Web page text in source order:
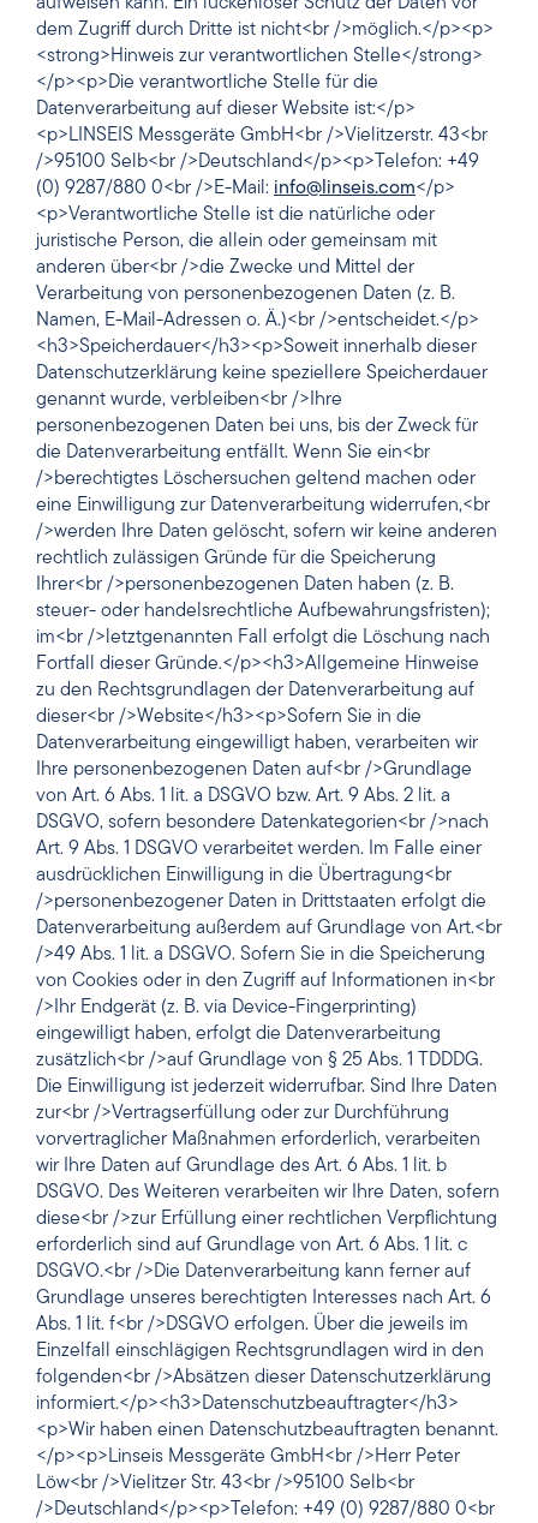
dem Zugriff durch Dritte ist nicht<br />möglich.</p><p>
<strong>Hinweis zur verantwortlichen Stelle</strong>
</p><p>Die verantwortliche Stelle für die
Datenverarbeitung auf dieser Website ist:</p>
<p>LINSEIS Messgeräte GmbH<br />Vielitzerstr. 43<br
/>95100 Selb<br />Deutschland</p><p>Telefon: +49
(0) 9287/880 0<br />E-Mail: info@linseis.com</p>
<p>Verantwortliche Stelle ist die natürliche oder
juristische Person, die allein oder gemeinsam mit
anderen über<br />die Zwecke und Mittel der
Verarbeitung von personenbezogenen Daten (z. B.
Namen, E-Mail-Adressen o. Ä.)<br />entscheidet.</p>
<h3>Speicherdauer</h3><p>Soweit innerhalb dieser
Datenschutzerklärung keine speziellere Speicherdauer
genannt wurde, verbleiben<br />Ihre
personenbezogenen Daten bei uns, bis der Zweck für
die Datenverarbeitung entfällt. Wenn Sie ein<br
/>berechtigtes Löschersuchen geltend machen oder
eine Einwilligung zur Datenverarbeitung widerrufen,<br
/>werden Ihre Daten gelöscht, sofern wir keine anderen
rechtlich zulässigen Gründe für die Speicherung
Ihrer<br />personenbezogenen Daten haben (z. B.
steuer- oder handelsrechtliche Aufbewahrungsfristen);
im<br />letztgenannten Fall erfolgt die Löschung nach
Fortfall dieser Gründe.</p><h3>Allgemeine Hinweise
zu den Rechtsgrundlagen der Datenverarbeitung auf
dieser<br />Website</h3><p>Sofern Sie in die
Datenverarbeitung eingewilligt haben, verarbeiten wir
Ihre personenbezogenen Daten auf<br />Grundlage
von Art. 6 Abs. 1 lit. a DSGVO bzw. Art. 9 Abs. 2 lit. a
DSGVO, sofern besondere Datenkategorien<br />nach
Art. 9 Abs. 1 DSGVO verarbeitet werden. Im Falle einer
ausdrücklichen Einwilligung in die Übertragung<br
/>personenbezogener Daten in Drittstaaten erfolgt die
Datenverarbeitung außerdem auf Grundlage von Art.<br
/>49 Abs. 1 lit. a DSGVO. Sofern Sie in die Speicherung
von Cookies oder in den Zugriff auf Informationen in<br
/>Ihr Endgerät (z. B. via Device-Fingerprinting)
eingewilligt haben, erfolgt die Datenverarbeitung
zusätzlich<br />auf Grundlage von § 25 Abs. 1 TDDDG.
Die Einwilligung ist jederzeit widerrufbar. Sind Ihre Daten
zur<br />Vertragserfüllung oder zur Durchführung
vorvertraglicher Maßnahmen erforderlich, verarbeiten
wir Ihre Daten auf Grundlage des Art. 6 Abs. 1 lit. b
DSGVO. Des Weiteren verarbeiten wir Ihre Daten, sofern
diese<br />zur Erfüllung einer rechtlichen Verpflichtung
erforderlich sind auf Grundlage von Art. 6 Abs. 1 lit. c
DSGVO.<br />Die Datenverarbeitung kann ferner auf
Grundlage unseres berechtigten Interesses nach Art. 6
Abs. 1 lit. f<br />DSGVO erfolgen. Über die jeweils im
Einzelfall einschlägigen Rechtsgrundlagen wird in den
folgenden<br />Absätzen dieser Datenschutzerklärung
informiert.</p><h3>Datenschutzbeauftragter</h3>
<p>Wir haben einen Datenschutzbeauftragten benannt.
</p><p>Linseis Messgeräte GmbH<br />Herr Peter
Löw<br />Vielitzer Str. 43<br />95100 Selb<br
/>Deutschland</p><p>Telefon: +49 (0) 9287/880 0<br